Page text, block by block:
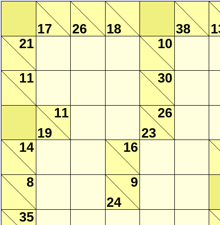
17 26 18 38
21
10
11 30
11
19
26
23
14
16
8
9
24
35